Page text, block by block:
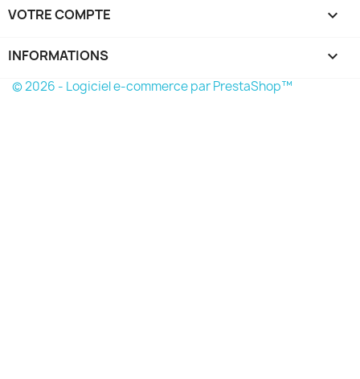
VOTRE COMPTE 
INFORMATIONS keyboard_arrow_down
© 2026 - Logiciel e-commerce par PrestaShop™